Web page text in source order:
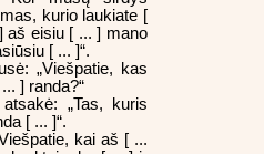
kurio laukiate [
aš eisiu [ ... ] mano
[ ... ]“.
„Viešpatie, kas
] randa?“
„Tas, kuris
[ ... ]“.
kai aš [ ...